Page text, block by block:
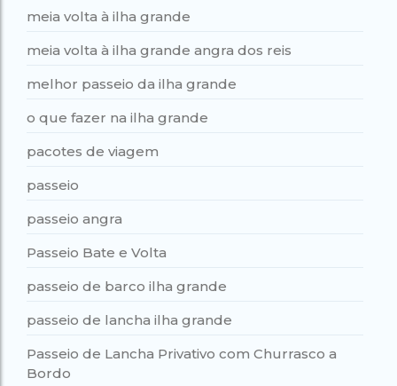
meia volta à ilha grande
meia volta à ilha grande angra dos reis
melhor passeio da ilha grande
o que fazer na ilha grande
pacotes de viagem
passeio
passeio angra
Passeio Bate e Volta
passeio de barco ilha grande
passeio de lancha ilha grande
Passeio de Lancha Privativo com Churrasco a
Bordo